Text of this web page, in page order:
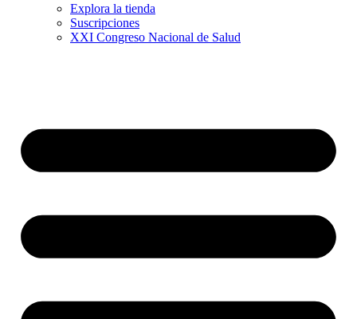
Explora la tienda
Suscripciones
XXI Congreso Nacional de Salud